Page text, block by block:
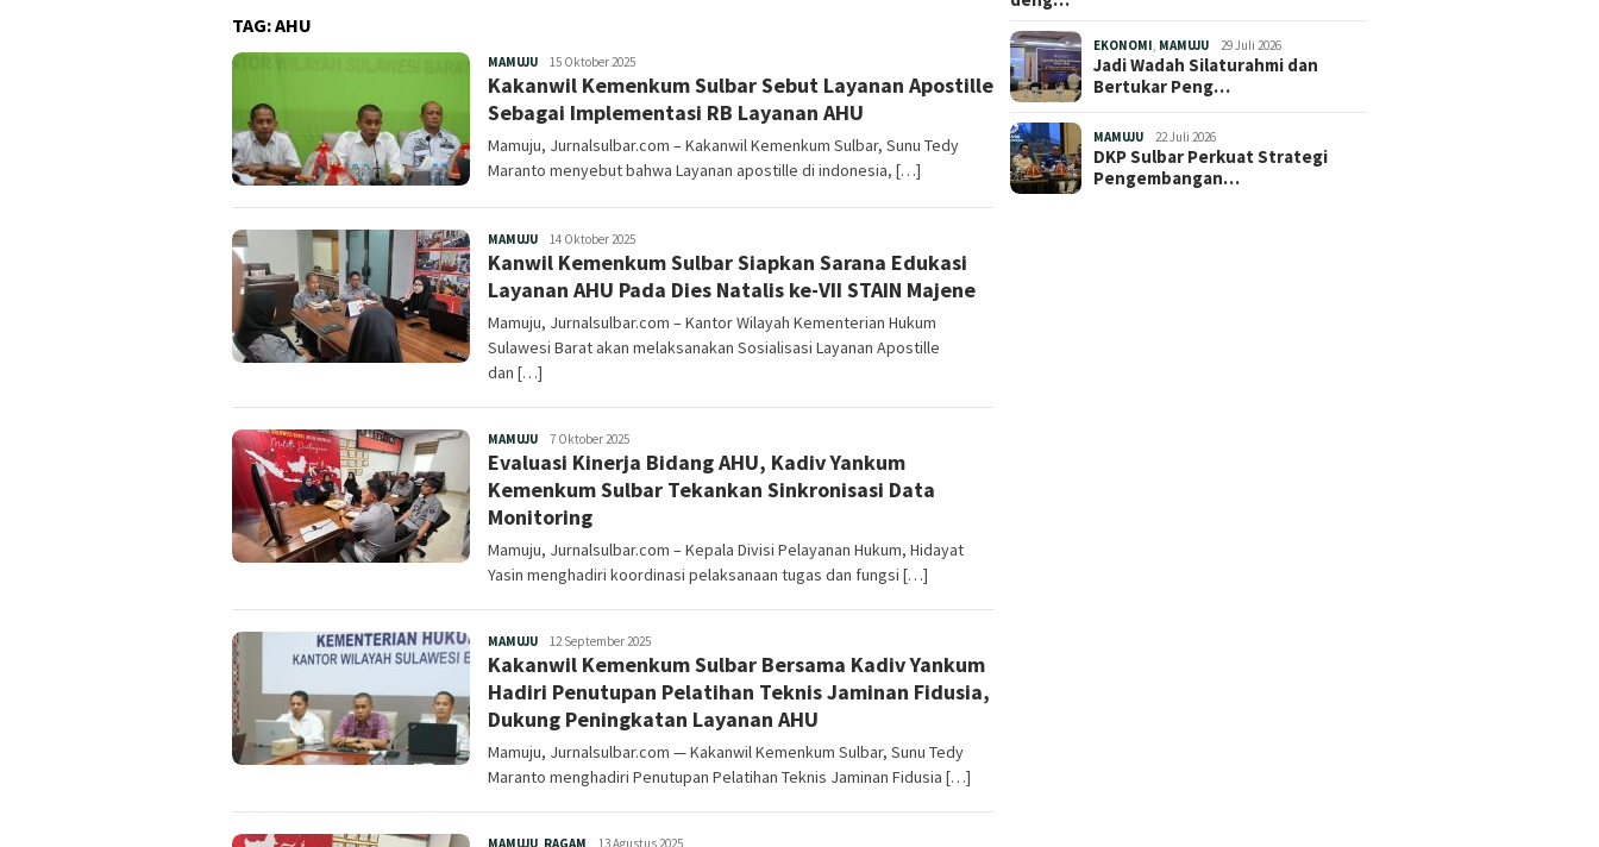
TAG:AHU
MAMUJURedaksi
15 Oktober 2025
Kakanwil Kemenkum Sulbar Sebut Layanan Apostille
Sebagai Implementasi RB Layanan AHU
Mamuju, Jurnalsulbar.com – Kakanwil Kemenkum Sulbar, Sunu Tedy
Maranto menyebut bahwa Layanan apostille di indonesia, […]
MAMUJURedaksi
14 Oktober 2025
Kanwil Kemenkum Sulbar Siapkan Sarana Edukasi
Layanan AHU Pada Dies Natalis ke-VII STAIN Majene
Mamuju, Jurnalsulbar.com – Kantor Wilayah Kementerian Hukum
Sulawesi Barat akan melaksanakan Sosialisasi Layanan Apostille
dan […]
MAMUJURedaksi
7 Oktober 2025
Evaluasi Kinerja Bidang AHU, Kadiv Yankum
Kemenkum Sulbar Tekankan Sinkronisasi Data
Monitoring
Mamuju, Jurnalsulbar.com – Kepala Divisi Pelayanan Hukum, Hidayat
Yasin menghadiri koordinasi pelaksanaan tugas dan fungsi […]
MAMUJURedaksi
12 September 2025
Kakanwil Kemenkum Sulbar Bersama Kadiv Yankum
Hadiri Penutupan Pelatihan Teknis Jaminan Fidusia,
Dukung Peningkatan Layanan AHU
Mamuju, Jurnalsulbar.com — Kakanwil Kemenkum Sulbar, Sunu Tedy
Maranto menghadiri Penutupan Pelatihan Teknis Jaminan Fidusia […]
MAMUJU, RAGAM Redaksi
13 Agustus 2025
EKONOMI MAMUJU 29 Juli 2026
Jadi Wadah Silaturahmi dan
Bertukar Peng…
MAMUJU 22 Juli 2026
DKP Sulbar Perkuat Strategi
Pengembangan…